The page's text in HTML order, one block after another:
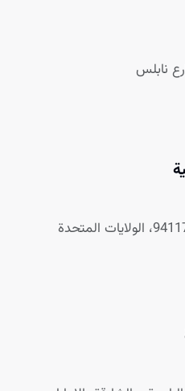
سان فرانسيسكو، كاليفورنيا 94117، الولايات المتحدة